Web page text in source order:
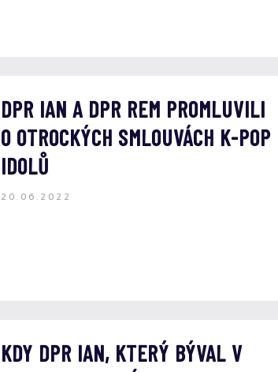
DPR IAN A DPR REM PROMLUVILI
O OTROCKÝCH SMLOUVÁCH K-POP
IDOLŮ
20.06.2022
KDY DPR IAN, KTERÝ BÝVAL V